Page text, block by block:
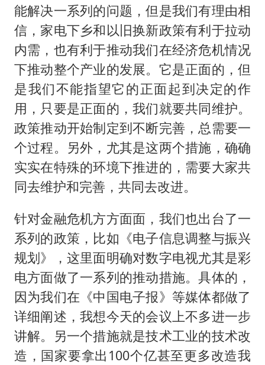
能解决一系列的问题，但是我们有理由相
信，家电下乡和以旧换新政策有利于拉动
内需，也有利于推动我们在经济危机情况
下推动整个产业的发展。它是正面的，但
是我们不能指望它的正面起到决定的作
用，只要是正面的，我们就要共同维护。
政策推动开始制定到不断完善，总需要一
个过程。另外，尤其是这两个措施，确确
实实在特殊的环境下推进的，需要大家共
同去维护和完善，共同去改进。
针对金融危机方方面面，我们也出台了一
系列的政策，比如《电子信息调整与振兴
规划》，这里面明确对数字电视尤其是彩
电方面做了一系列的推动措施。具体的，
因为我们在《中国电子报》等媒体都做了
详细阐述，我想今天的会议上不多进一步
讲解。另一个措施就是技术工业的技术改
造，国家要拿出100个亿甚至更多改造我